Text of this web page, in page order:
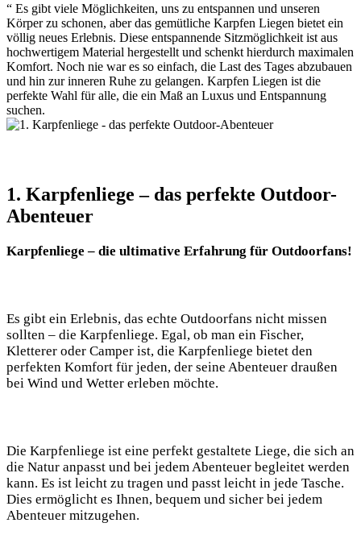
“ Es gibt viele Möglichkeiten, uns zu entspannen und unseren
Körper zu schonen, aber das gemütliche Karpfen Liegen bietet ein
völlig neues Erlebnis. Diese entspannende Sitzmöglichkeit ist aus
hochwertigem Material hergestellt und schenkt hierdurch maximalen
Komfort. Noch nie war es so einfach, die Last des Tages abzubauen
und hin zur inneren Ruhe zu gelangen. Karpfen Liegen ist die
perfekte Wahl für alle, die ein Maß an Luxus und Entspannung
suchen.
1. Karpfenliege – das perfekte Outdoor-
Abenteuer
Karpfenliege – die ultimative Erfahrung für Outdoorfans!
Es gibt ein Erlebnis, das echte Outdoorfans nicht missen
sollten – die Karpfenliege. Egal, ob man ein Fischer,
Kletterer oder Camper ist, die Karpfenliege bietet den
perfekten Komfort für jeden, der seine Abenteuer draußen
bei Wind und Wetter erleben möchte.
Die Karpfenliege ist eine perfekt gestaltete Liege, die sich an
die Natur anpasst und bei jedem Abenteuer begleitet werden
kann. Es ist leicht zu tragen und passt leicht in jede Tasche.
Dies ermöglicht es Ihnen, bequem und sicher bei jedem
Abenteuer mitzugehen.